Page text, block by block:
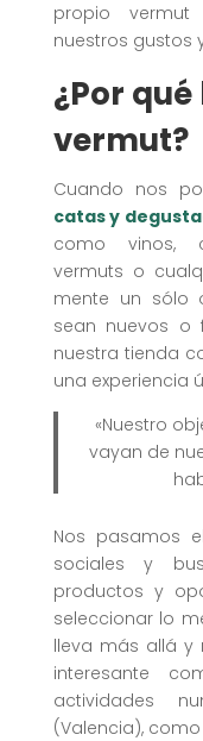
propio vermut
nuestros gustos
¿Por
vermut?
Cuando nos
catas y
como vinos,
vermuts o
mente un sólo
sean nuevos o
nuestra tienda
una experiencia
«Nuestro
vayan de
Nos pasamos
sociales y
productos y
seleccionar lo
lleva más allá y
interesante
actividades
(Valencia), como